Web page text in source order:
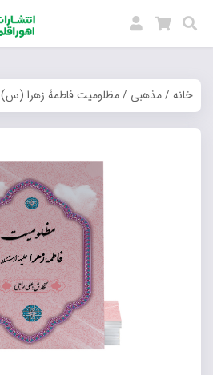
خانه/مذهبی / مظلومیت فاطمۀ زهرا (س)